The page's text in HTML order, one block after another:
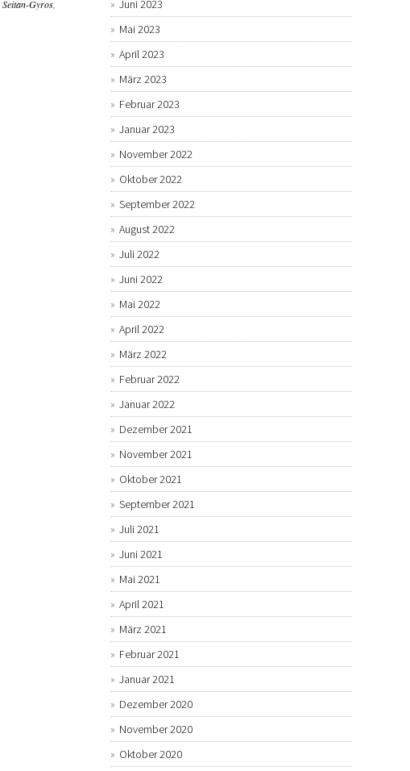
Seitan-Gyros,
Juni 2023
Mai 2023
April 2023
März 2023
Februar 2023
Januar 2023
November 2022
Oktober 2022
September 2022
August 2022
Juli 2022
Juni 2022
Mai 2022
April 2022
März 2022
Februar 2022
Januar 2022
Dezember 2021
November 2021
Oktober 2021
September 2021
Juli 2021
Juni 2021
Mai 2021
April 2021
März 2021
Februar 2021
Januar 2021
Dezember 2020
November 2020
Oktober 2020